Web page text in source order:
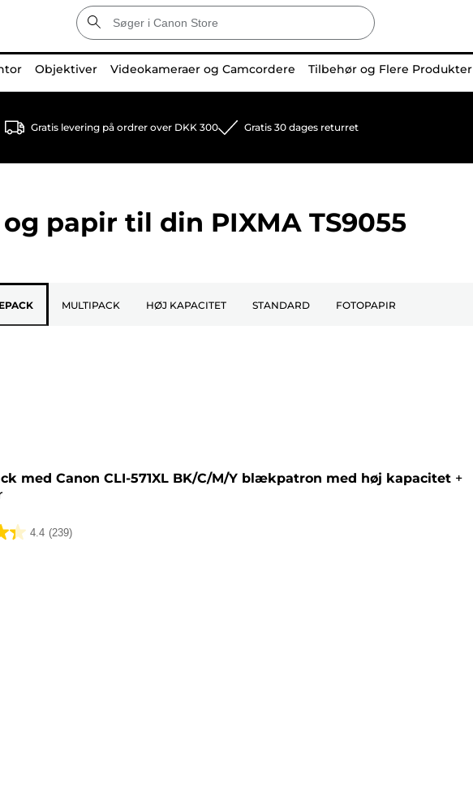
Objektiver Videokameraer og Camcordere Tilbehør og Flere Produkter
Gratis levering på ordrer over DKK 300 Gratis 30 dages returret
papir til din PIXMA TS9055
MULTIPACK HØJ KAPACITET STANDARD FOTOPAPIR
med Canon CLI-571XL BK/C/M/Y blækpatron med høj kapacitet +
4.4 (239)